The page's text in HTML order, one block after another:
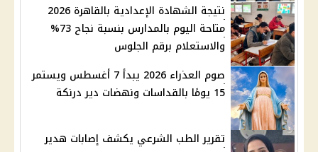
نتيجة الشهادة الإعدادية بالقاهرة 2026
متاحة اليوم بالمدارس بنسبة نجاح 73%
والاستعلام برقم الجلوس
صوم العذراء 2026 يبدأ 7 أغسطس ويستمر
15 يومًا بالقداسات ونهضات دير درنكة
تقرير الطب الشرعي يكشف إصابات هدير